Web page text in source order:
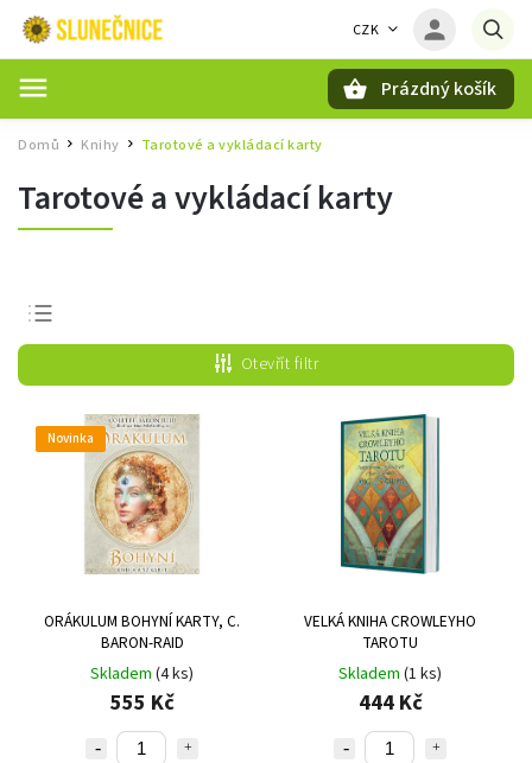
CZK
Prázdný košík
Domů / Knihy Tarotové a vykládací karty
Tarotové a vykládací karty
Nejprodávanější
Nejlevnější
Nejdražší
Abecedně
Otevřít filtr
Novinka
ORÁKULUM BOHYNÍ KARTY, C.
BARON-RAID
Skladem (4 ks)
555 Kč
VELKÁ KNIHA CROWLEYHO
TAROTU
Skladem (1 ks)
444 Kč